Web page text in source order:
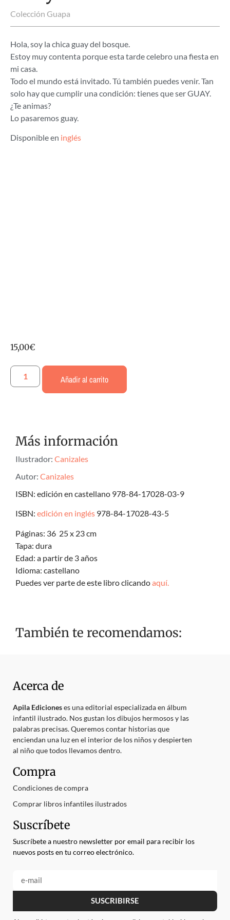
Colección Guapa
Hola, soy la chica guay del bosque.
Estoy muy contenta porque esta tarde celebro una fiesta en
mi casa.
Todo el mundo está invitado. Tú también puedes venir. Tan
solo hay que cumplir una condición: tienes que ser GUAY.
¿Te animas?
Lo pasaremos guay.
Disponible en inglés
15,00€
Añadir al carrito
Más información
Ilustrador: Canizales
Autor: Canizales
ISBN: edición en castellano 978-84-17028-03-9
ISBN: edición en inglés 978-84-17028-43-5
Páginas: 36 25 x 23 cm
Tapa: dura
Edad: a partir de 3 años
Idioma: castellano
Puedes ver parte de este libro clicandoaquí.
También te recomendamos:
Acerca de
Apila Edicioneses una editorial especializada en álbum
infantil ilustrado. Nos gustan los dibujos hermosos y las
palabras precisas. Queremos contar historias que
enciendan una luz en el interior de los niños y despierten
al niño que todos llevamos dentro.
Compra
Condiciones de compra
Comprar libros infantiles ilustrados
Suscríbete
Suscríbete a nuestro newsletter por email para recibir los
nuevos posts en tu correo electrónico.
SUSCRIBIRSE